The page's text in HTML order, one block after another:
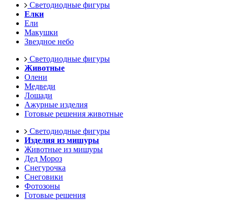
Светодиодные фигуры
Елки
Ели
Макушки
Звездное небо
Светодиодные фигуры
Животные
Олени
Медведи
Лошади
Ажурные изделия
Готовые решения животные
Светодиодные фигуры
Изделия из мишуры
Животные из мишуры
Дед Мороз
Снегурочка
Снеговики
Фотозоны
Готовые решения